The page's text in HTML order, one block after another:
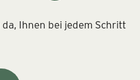
Ihnen bei jedem Schritt